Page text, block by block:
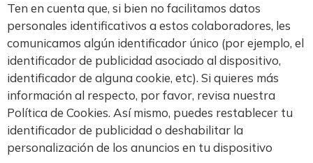
Ten en cuenta que, si bien no facilitamos datos
personales identificativos a estos colaboradores, les
comunicamos algún identificador único (por ejemplo, el
identificador de publicidad asociado al dispositivo,
identificador de alguna cookie, etc). Si quieres más
información al respecto, por favor, revisa nuestra
Política de Cookies. Así mismo, puedes restablecer tu
identificador de publicidad o deshabilitar la
personalización de los anuncios en tu dispositivo